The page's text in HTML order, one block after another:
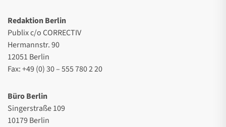
Redaktion Berlin
Publix c/o CORRECTIV
Hermannstr. 90
12051 Berlin
Fax: +49 (0) 30 – 555 780 2 20
Büro Berlin
Singerstraße 109
10179 Berlin